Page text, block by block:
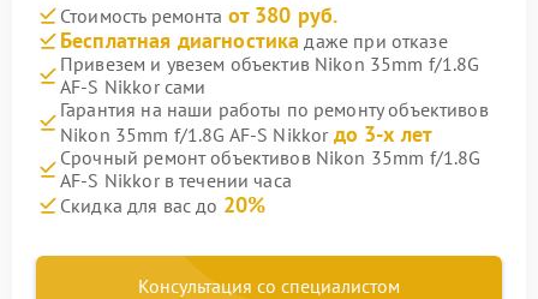
Стоимость ремонта от 380 руб.
Бесплатная диагностика даже при отказе
Привезем и увезем объектив Nikon 35mm f/1.8G
AF-S Nikkor сами
Гарантия на наши работы по ремонту объективов
Nikon 35mm f/1.8G AF-S Nikkor до 3-х лет
Срочный ремонт объективов Nikon 35mm f/1.8G
AF-S Nikkor в течении часа
Скидка для вас до 20%
Консультация со специалистом